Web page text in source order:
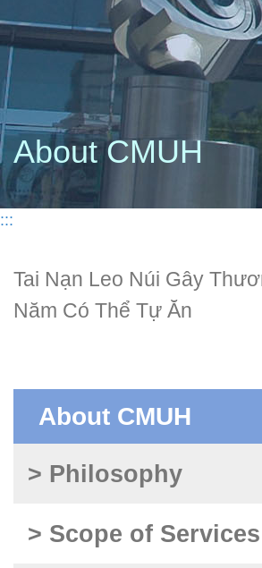
About CMUH
:::
Tai Nạn Leo Núi Gây
Năm Có Thể Tự Ăn
About CMUH
> Philosophy
> Scope of Services